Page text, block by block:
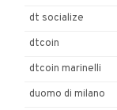
dt socialize
dtcoin
dtcoin marinelli
duomo di milano